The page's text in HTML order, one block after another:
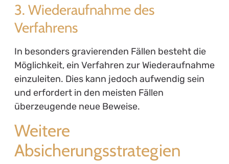
3. Wiederaufnahme des
Verfahrens
In besonders gravierenden Fällen besteht die
Möglichkeit, ein Verfahren zur Wiederaufnahme
einzuleiten. Dies kann jedoch aufwendig sein
und erfordert in den meisten Fällen
überzeugende neue Beweise.
Weitere
Absicherungsstrategien